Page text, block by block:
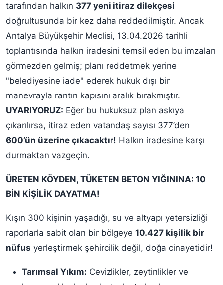
tarafından halkın 377 yeni itiraz dilekçesi
doğrultusunda bir kez daha reddedilmiştir. Ancak
Antalya Büyükşehir Meclisi, 13.04.2026 tarihli
toplantısında halkın iradesini temsil eden bu imzaları
görmezden gelmiş; planı reddetmek yerine
"belediyesine iade" ederek hukuk dışı bir
manevrayla rantın kapısını aralık bırakmıştır.
UYARIYORUZ: Eğer bu hukuksuz plan askıya
çıkarılırsa, itiraz eden vatandaş sayısı 377’den
600’ün üzerine çıkacaktır! Halkın iradesine karşı
durmaktan vazgeçin.
ÜRETEN KÖYDEN, TÜKETEN BETON YIĞININA: 10
BİN KİŞİLİK DAYATMA!
Kışın 300 kişinin yaşadığı, su ve altyapı yetersizliği
raporlarla sabit olan bir bölgeye 10.427 kişilik bir
nüfus yerleştirmek şehircilik değil, doğa cinayetidir!
Tarımsal Yıkım: Cevizlikler, zeytinlikler ve